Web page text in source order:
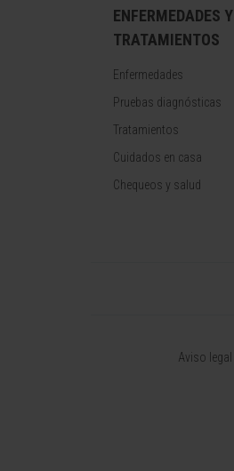
ENFERMEDADES Y
TRATAMIENTOS
Enfermedades
Pruebas diagnósticas
Tratamientos
Cuidados en casa
Chequeos y salud
Aviso legal